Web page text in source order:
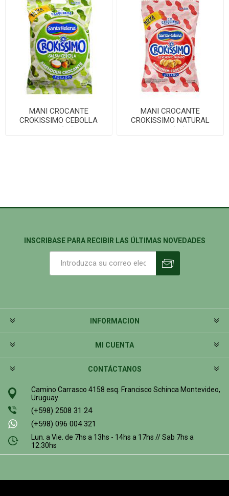
MANI CROCANTE
CROKISSIMO CEBOLLA
150G(24)
MANI CROCANTE
CROKISSIMO NATURAL
150G(24)
INSCRIBASE PARA RECIBIR LAS ÚLTIMAS NOVEDADES
INFORMACION
MI CUENTA
CONTÁCTANOS
Camino Carrasco 4158 esq. Francisco Schinca Montevideo,
Uruguay
(+598) 2508 31 24
(+598) 096 004 321
Lun. a Vie. de 7hs a 13hs - 14hs a 17hs // Sab 7hs a
12:30hs